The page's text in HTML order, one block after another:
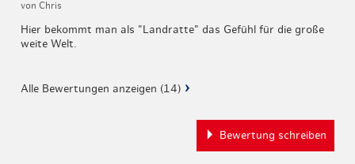
von Chris
Hier bekommt man als "Landratte" das Gefühl für die große
weite Welt.
Alle Bewertungen anzeigen (14)
Bewertung schreiben